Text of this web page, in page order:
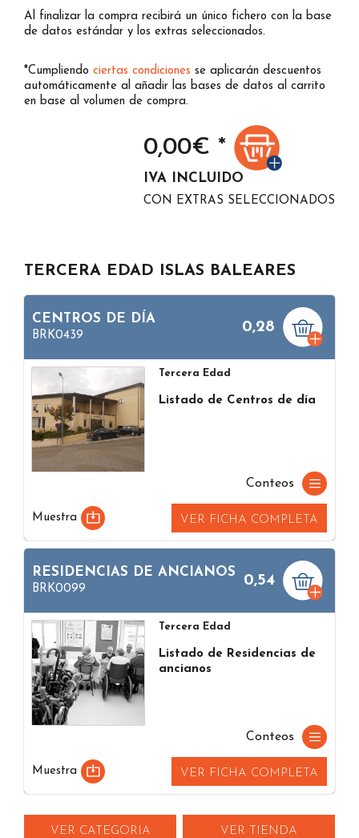
Al finalizar la compra recibirá un único fichero con la base
de datos estándar y los extras seleccionados.
*Cumpliendo ciertas condiciones se aplicarán descuentos
automáticamente al añadir las bases de datos al carrito
en base al volumen de compra.
0,00€ *
IVA INCLUIDO
CON EXTRAS SELECCIONADOS
TERCERA EDAD ISLAS BALEARES
CENTROS DE DÍA
BRK0439
0,28
Tercera Edad
Listado de Centros de día
Conteos
Muestra VER FICHA COMPLETA
RESIDENCIAS DE ANCIANOS
BRK0099
0,54
Tercera Edad
Listado de Residencias de
ancianos
Conteos
Muestra VER FICHA COMPLETA
VER CATEGORIA
VER TIENDA